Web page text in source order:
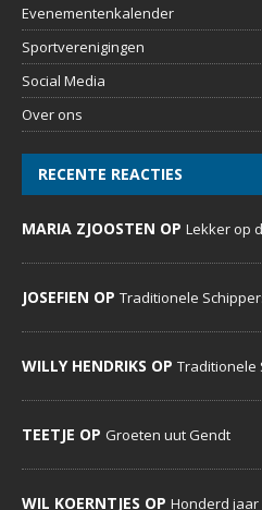
Evenementenkalender
Sportverenigingen
Social Media
Over ons
RECENTE REACTIES
MARIA ZJOOSTEN OP Lekker op
JOSEFIEN OP Traditionele
WILLY HENDRIKS OP Traditionele
TEETJE OP Groeten uut Gendt
WIL KOERNTJES OP Honderd jaar